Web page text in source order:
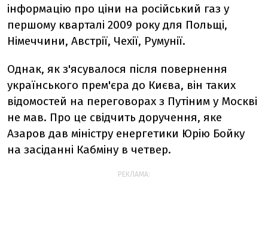
інформацію про ціни на російський газ у
першому кварталі 2009 року для Польщі,
Німеччини, Австрії, Чехії, Румунії.
Однак, як з'ясувалося після повернення
українського прем'єра до Києва, він таких
відомостей на переговорах з Путіним у Москві
не мав. Про це свідчить доручення, яке
Азаров дав міністру енергетики Юрію Бойку
на засіданні Кабміну в четвер.
РЕКЛАМА: